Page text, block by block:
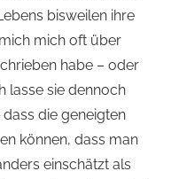
bisweilen ihre
mich oft über
habe – oder
lasse sie dennoch
die geneigten
können, dass man
einschätzt als